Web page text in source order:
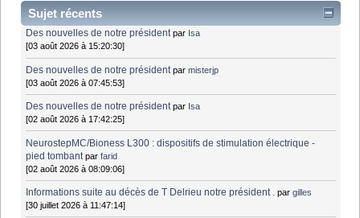
Sujet récents
Des nouvelles de notre président par Isa
[03 août 2026 à 15:20:30]
Des nouvelles de notre président parmisterjp
[03 août 2026 à 07:45:53]
Des nouvelles de notre président par Isa
[02 août 2026 à 17:42:25]
NeurostepMC/Bioness L300 : dispositifs de stimulation électrique -
pied tombant parfarid
[02 août 2026 à 08:09:06]
Informations suite au décès de T Delrieu notre président . pargilles
[30 juillet 2026 à 11:47:14]